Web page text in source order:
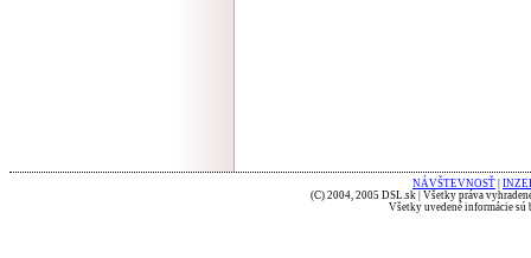
NÁVŠTEVNOSŤ
(C) 2004, 2005 DSL.sk | Všetky práva
Všetky uvedené informácie sú